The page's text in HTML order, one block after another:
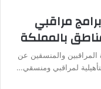
مراقبي
بالمملكة
المراقبين والمنسقين عن
لمراقبي ومنسقي…